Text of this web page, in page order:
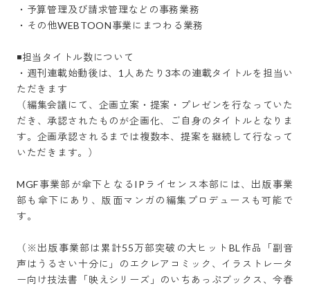
・予算管理及び請求管理などの事務業務
・その他WEBTOON事業にまつわる業務
◾️担当タイトル数について
・週刊連載始動後は、1人あたり3本の連載タイトルを担当い
ただきます
（編集会議にて、企画立案・提案・プレゼンを行なっていた
だき、承認されたものが企画化、ご自身のタイトルとなりま
す。企画承認されるまでは複数本、提案を継続して行なって
いただきます。）
MGF事業部が傘下となるIPライセンス本部には、出版事業
部も傘下にあり、版面マンガの編集プロデュースも可能で
す。
（※出版事業部は累計55万部突破の大ヒットBL作品「副音
声はうるさい十分に」のエクレアコミック、イラストレータ
ー向け技法書「映えシリーズ」のいちあっぷブックス、今春